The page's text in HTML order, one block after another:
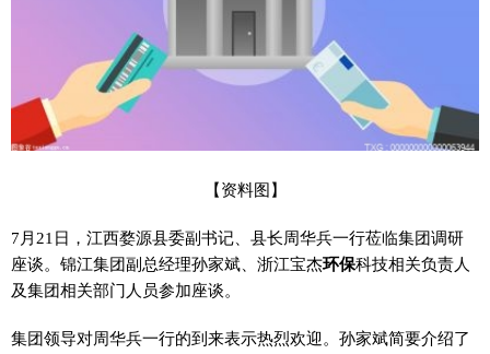
【资料图】
7月21日，江西婺源县委副书记、县长周华兵一行莅临集团调研
座谈。锦江集团副总经理孙家斌、浙江宝杰环保科技相关负责人
及集团相关部门人员参加座谈。
集团领导对周华兵一行的到来表示热烈欢迎。孙家斌简要介绍了